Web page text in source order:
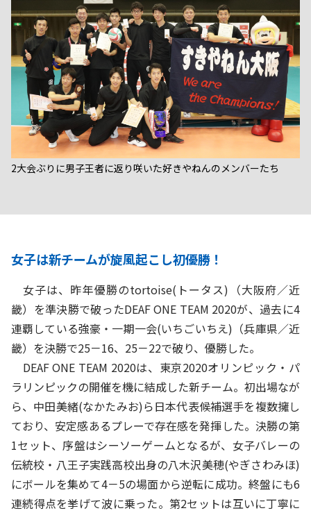
2大会ぶりに男子王者に返り咲いた好きやねんのメンバーたち
女子は新チームが旋風起こし初優勝！
女子は、昨年優勝のtortoise(トータス)（大阪府／近
畿）を準決勝で破ったDEAF ONE TEAM 2020が、過去に4
連覇している強豪・一期一会(いちごいちえ)（兵庫県／近
畿）を決勝で25－16、25－22で破り、優勝した。
DEAF ONE TEAM 2020は、東京2020オリンピック・パ
ラリンピックの開催を機に結成した新チーム。初出場なが
ら、中田美緒(なかたみお)ら日本代表候補選手を複数擁し
ており、安定感あるプレーで存在感を発揮した。決勝の第
1セット、序盤はシーソーゲームとなるが、女子バレーの
伝統校・八王子実践高校出身の八木沢美穂(やぎさわみほ)
にボールを集めて4－5の場面から逆転に成功。終盤にも6
連続得点を挙げて波に乗った。第2セットは互いに丁寧に